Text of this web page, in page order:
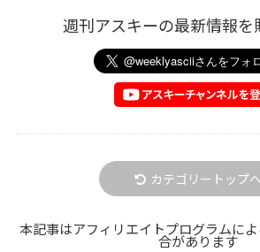
週刊アスキーの最新情報を
カテゴリートップへ
本記事はアフィリエイトプログラムに
合があります